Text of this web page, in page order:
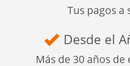
Tus pagos a
Desde el
Más de 30 años de